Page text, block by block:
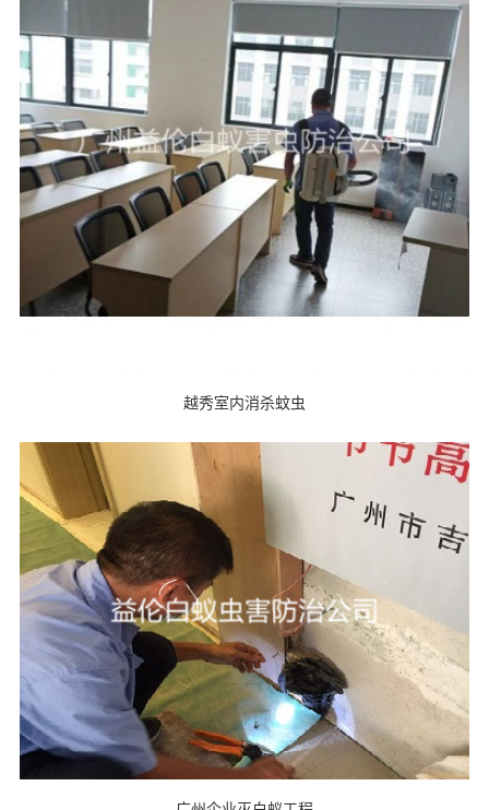
越秀室内消杀蚊虫